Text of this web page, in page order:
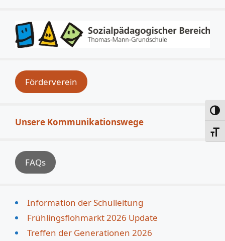
Förderverein
Unsere Kommunikationswege
FAQs
Information der Schulleitung
Frühlingsflohmarkt 2026 Update
Treffen der Generationen 2026